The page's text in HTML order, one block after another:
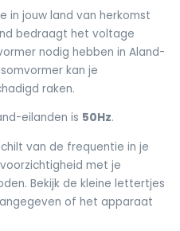
in jouw land van herkomst
bedraagt het voltage
nodig hebben in Aland-
kan je
raken.
eilanden is 50Hz.
van de frequentie in je
met je
Bekijk de kleine lettertjes
of het apparaat